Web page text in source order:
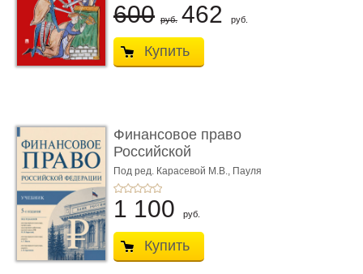
600 руб. 462 руб.
Купить
Финансовое право
Российской
Федерации. 5-е изд�
...
Под ред. Карасевой М.В., Пауля
А.Г., Красюкова А.В.
1 100 руб.
Купить